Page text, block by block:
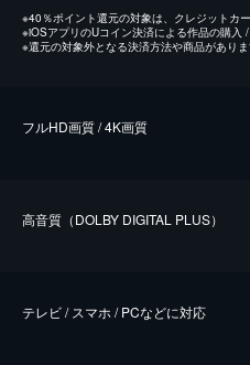
※40％ポイント還元の対象は、クレジットカ
※iOSアプリのUコイン決済による作品の購入
※還元の対象外となる決済方法や商品があり
フルHD画質 / 4K画質
⾼⾳質（DOLBY DIGITAL PLUS）
テレビ / スマホ / PCなどに対応